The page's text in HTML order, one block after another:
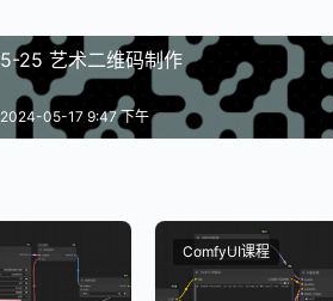
5-25 艺术二维码制作
2024-05-17 9:47 下午
ComfyUI课程